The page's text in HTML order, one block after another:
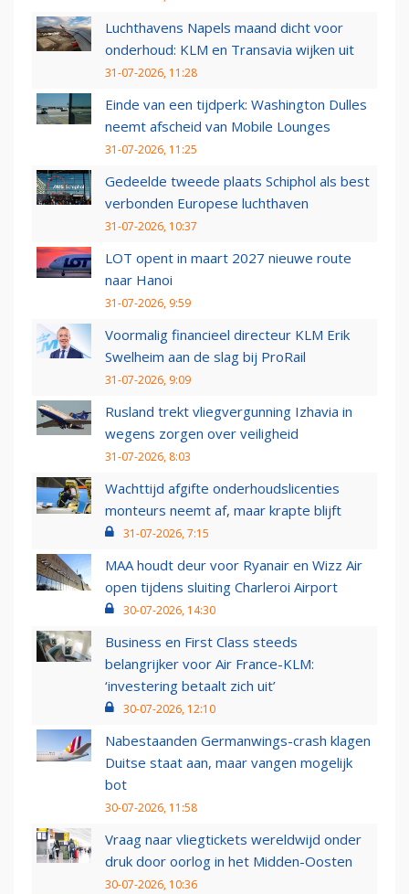
Luchthavens Napels maand dicht voor
onderhoud: KLM en Transavia wijken uit
31-07-2026, 11:28
Einde van een tijdperk: Washington Dulles
neemt afscheid van Mobile Lounges
31-07-2026, 11:25
Gedeelde tweede plaats Schiphol als best
verbonden Europese luchthaven
31-07-2026, 10:37
LOT opent in maart 2027 nieuwe route
naar Hanoi
31-07-2026, 9:59
Voormalig financieel directeur KLM Erik
Swelheim aan de slag bij ProRail
31-07-2026, 9:09
Rusland trekt vliegvergunning Izhavia in
wegens zorgen over veiligheid
31-07-2026, 8:03
Wachttijd afgifte onderhoudslicenties
monteurs neemt af, maar krapte blijft
31-07-2026, 7:15
MAA houdt deur voor Ryanair en Wizz Air
open tijdens sluiting Charleroi Airport
30-07-2026, 14:30
Business en First Class steeds
belangrijker voor Air France-KLM:
‘investering betaalt zich uit’
30-07-2026, 12:10
Nabestaanden Germanwings-crash klagen
Duitse staat aan, maar vangen mogelijk
bot
30-07-2026, 11:58
Vraag naar vliegtickets wereldwijd onder
druk door oorlog in het Midden-Oosten
30-07-2026, 10:36